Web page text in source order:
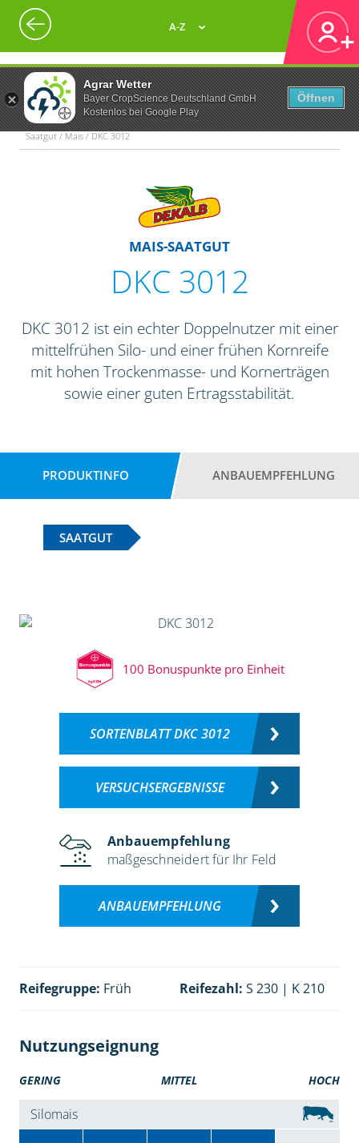
Agrar Wetter
Bayer CropScience Deutschland GmbH
Kostenlos bei Google Play
Öffnen
A-Z
Saatgut / Mais / DKC 3012
MAIS-SAATGUT
DKC 3012
DKC 3012 ist ein echter Doppelnutzer mit einer
mittelfrühen Silo- und einer frühen Kornreife
mit hohen Trockenmasse- und Kornerträgen
sowie einer guten Ertragsstabilität.
PRODUKTINFO ANBAUEMPFEHLUNG
SAATGUT
100 Bonuspunkte pro Einheit
SORTENBLATT DKC 3012
VERSUCHSERGEBNISSE
Anbauempfehlung
maßgeschneidert für Ihr Feld
ANBAUEMPFEHLUNG
Reifegruppe: Früh Reifezahl: S 230 | K 210
Nutzungseignung
GERING MITTEL HOCH
Silomais